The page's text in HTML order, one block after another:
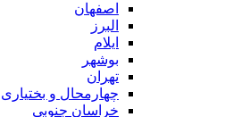
اصفهان
البرز
ایلام
بوشهر
تهران
چهارمحال و بختیاری
خراسان جنوبی